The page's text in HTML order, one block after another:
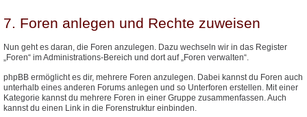
7. Foren anlegen und Rechte zuweisen
Nun geht es daran, die Foren anzulegen. Dazu wechseln wir in das Register
„Foren“ im Administrations-Bereich und dort auf „Foren verwalten“.
phpBB ermöglicht es dir, mehrere Foren anzulegen. Dabei kannst du Foren auch
unterhalb eines anderen Forums anlegen und so Unterforen erstellen. Mit einer
Kategorie kannst du mehrere Foren in einer Gruppe zusammenfassen. Auch
kannst du einen Link in die Forenstruktur einbinden.